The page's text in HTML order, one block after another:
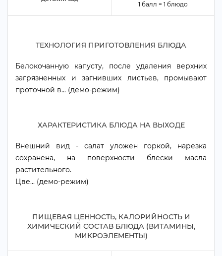
1 балл = 1 блюдо
ТЕХНОЛОГИЯ ПРИГОТОВЛЕНИЯ БЛЮДА
Белокочанную капусту, после удаления верхних
загрязненных и загнивших листьев, промывают
проточной в... (демо-режим)
ХАРАКТЕРИСТИКА БЛЮДА НА ВЫХОДЕ
нешний вид - салат уложен горкой, нарезка
сохранена, на поверхности блески масла
растительного.
Цве... (демо-режим)
ПИЩЕВАЯ ЦЕННОСТЬ, КАЛОРИЙНОСТЬ И
ХИМИЧЕСКИЙ СОСТАВ БЛЮДА (ВИТАМИНЫ,
МИКРОЭЛЕМЕНТЫ)